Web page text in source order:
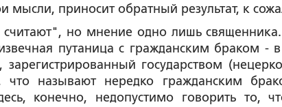
мысли, приносит обратный результат, к
но мнение одно лишь
путаница с гражданским браком -
государством
называют нередко гражданским
конечно, недопустимо говорить то,